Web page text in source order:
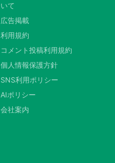
いて
広告掲載
利用規約
コメント投稿利用規約
個人情報保護方針
SNS利用ポリシー
AIポリシー
会社案内